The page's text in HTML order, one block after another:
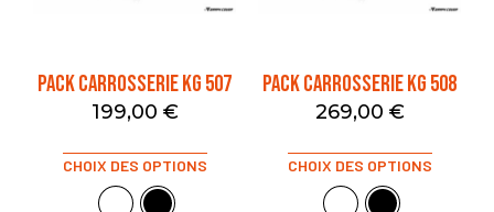
PACK CARROSSERIE KG 507
199,00 €
CHOIX DES OPTIONS
PACK CARROSSERIE KG 508
269,00 €
CHOIX DES OPTIONS